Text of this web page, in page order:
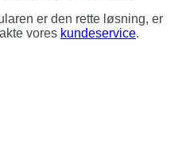
er den rette løsning, er
vores kundeservice.